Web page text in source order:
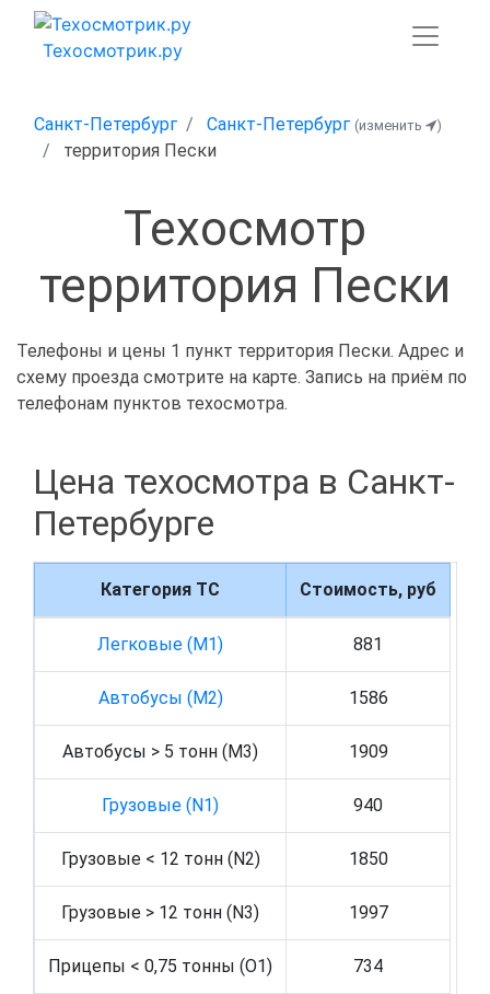
Техосмотрик.ру
Санкт-Петербург Санкт-Петербург (изменить )
территория Пески
Техосмотр
территория Пески
Телефоны и цены 1 пункт территория Пески. Адрес и
схему проезда смотрите на карте. Запись на приём по
телефонам пунктов техосмотра.
Цена техосмотра в Санкт-
Петербурге
Категория ТС Стоимость, руб
Легковые (M1) 881
Автобусы (M2) 1586
Автобусы > 5 тонн (M3) 1909
Грузовые (N1) 940
Грузовые < 12 тонн (N2) 1850
Грузовые > 12 тонн (N3) 1997
Прицепы < 0,75 тонны (O1) 734